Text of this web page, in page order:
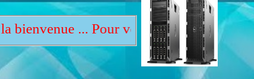
... Pour vous servir, contactez nous